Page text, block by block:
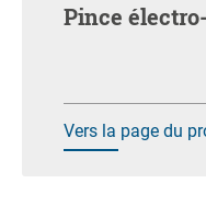
Pince
Vers la page du